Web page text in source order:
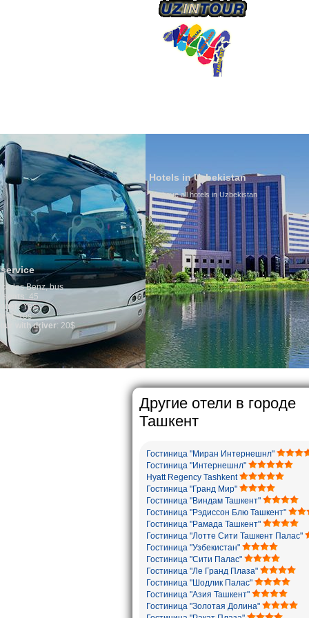
Hotels in Uzbekistan
We have all hotels in Uzbekistan
Culture of
By nature Uzbeks
is why migration and
any influence on
general, the level of the
growth is very high. In
marriages is
percentage of divorce
in the world. According
family is regarded as
The usual Uzbek
rather big. On the
5-6 children.
Другие отели в городе
Ташкент
Гостиница "Миран Интернешнл"
Гостиница "Интернешнл"
Hyatt Regency Tashkent
Гостиница "Гранд Мир"
Гостиница "Виндам Ташкент"
Гостиница "Рэдиссон Блю Ташкент"
Гостиница "Рамада Ташкент"
Гостиница "Лотте Сити Ташкент Палас"
Гостиница "Узбекистан"
Гостиница "Сити Палас"
Гостиница "Ле Гранд Плаза"
Гостиница "Шодлик Палас"
Гостиница "Азия Ташкент"
Гостиница "Золотая Долина"